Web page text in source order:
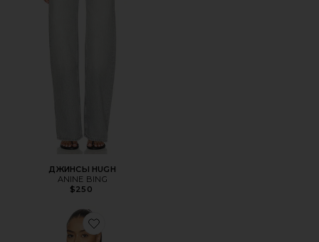
ДЖИНСЫ HUGH
ANINE BING
$250
Favorite ????-????????? ? ????????? ?? ???????? ?????